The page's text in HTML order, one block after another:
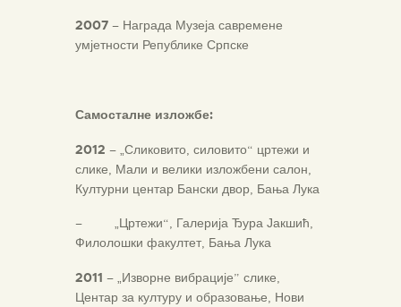
2007 – Награда Музеја савремене
умјетности Републике Српске
Самосталне изложбе:
2012 – „Сликовито, силовито“ цртежи и
слике, Мали и велики изложбени салон,
Културни центар Бански двор, Бања Лука
– „Цртежи“, Галерија Ђура Јакшић,
Филолошки факултет, Бања Лука
2011 – „Изворне вибрације” слике,
Центар за културу и образовање, Нови